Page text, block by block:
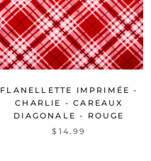
FLANELLETTE IMPRIMÉE -
CHARLIE - CAREAUX
DIAGONALE - ROUGE
$14.99